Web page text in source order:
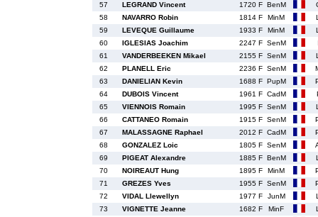
57
LEGRAND Vincent 1720 F BenM
58
NAVARRO Robin 1814 F MinM
59
LEVEQUE Guillaume 1933 F MinM
60
IGLESIAS Joachim 2247 F SenM
61
VANDERBEEKEN Mikael 2155 F SenM
62
PLANELL Eric 2236 F SenM
63
DANIELIAN Kevin 1688 F PupM
64
DUBOIS Vincent 1961 F CadM
65
VIENNOIS Romain 1995 F SenM
66
CATTANEO Romain 1915 F SenM
67
MALASSAGNE Raphael 2012 F CadM
68
GONZALEZ Loic 1805 F SenM
69
PIGEAT Alexandre 1885 F BenM
70
NOIREAUT Hung 1895 F MinM
71
GREZES Yves 1955 F SenM
72
VIDAL Llewellyn 1977 F JunM
73
VIGNETTE Jeanne 1682 F MinF